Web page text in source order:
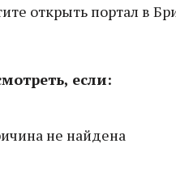
открыть портал в
если:
не найдена